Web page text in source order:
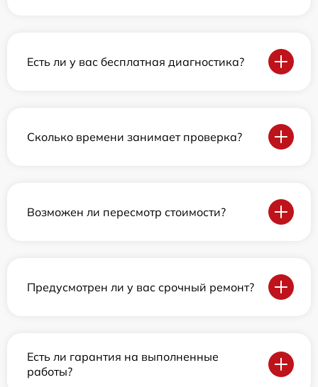
Есть ли у вас бесплатная диагностика?
Сколько времени занимает проверка?
Возможен ли пересмотр стоимости?
Предусмотрен ли у вас срочный ремонт?
Есть ли гарантия на выполненные
работы?